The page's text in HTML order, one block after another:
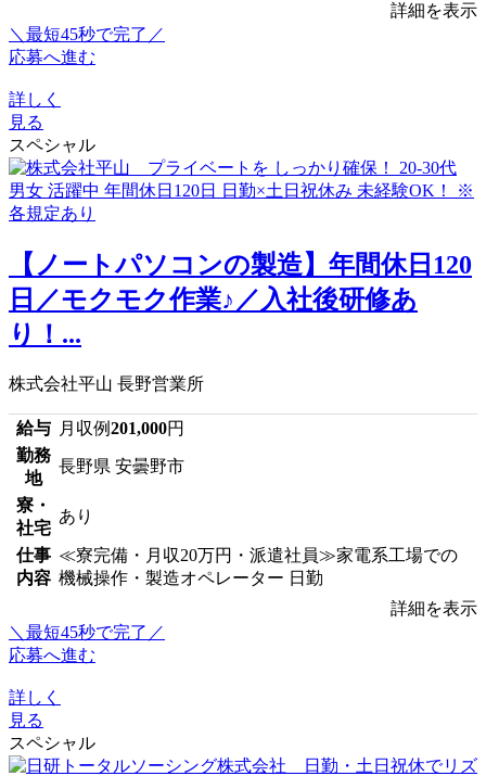
詳細を表示
＼最短45秒で完了／
応募へ進む
詳しく
見る
スペシャル
【ノートパソコンの製造】年間休日120
日／モクモク作業♪／入社後研修あ
り！...
株式会社平山 長野営業所
給与 月収例201,000円
勤務
地
長野県 安曇野市
寮・
社宅
あり
仕事
内容
≪寮完備・月収20万円・派遣社員≫家電系工場での
機械操作・製造オペレーター 日勤
詳細を表示
＼最短45秒で完了／
応募へ進む
詳しく
見る
スペシャル